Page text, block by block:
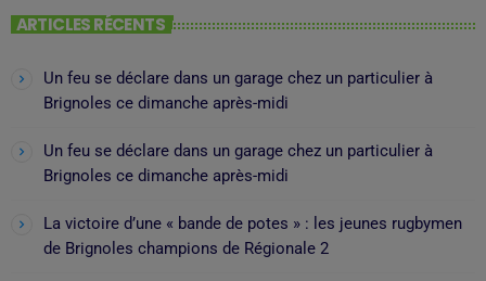
ARTICLES RÉCENTS
Un feu se déclare dans un garage chez un particulier à
Brignoles ce dimanche après-midi
Un feu se déclare dans un garage chez un particulier à
Brignoles ce dimanche après-midi
La victoire d’une « bande de potes » : les jeunes rugbymen
de Brignoles champions de Régionale 2